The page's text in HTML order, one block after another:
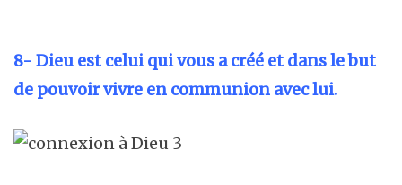
8- Dieu est celui qui vous a créé et dans le but
de pouvoir vivre en communion avec lui.